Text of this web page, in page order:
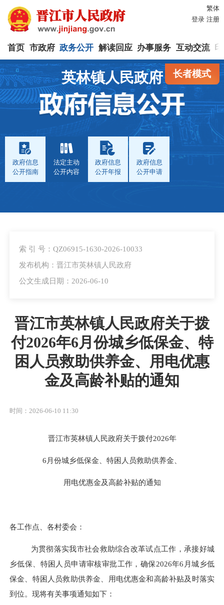
繁体
登录 注册
首页 市政府 政务公开 解读回应 办事服务 互动交流
长者模式
英林镇人民政府
政府信息
公开指南
法定主动
公开内容
政府信息
公开年报
政府信息
公开申请
索 引 号：QZ06915-1630-2026-10033
发布机构：晋江市英林镇人民政府
公文生成日期：2026-06-10
晋江市英林镇人民政府关于拨
付2026年6月份城乡低保金、特
困人员救助供养金、用电优惠
金及高龄补贴的通知
时间：2026-06-10 11:30
晋江市英林镇人民政府关于拨付2026年
6月份城乡低保金、特困人员救助供养金、
用电优惠金及高龄补贴的通知
各工作点 、各村委会 ：
为贯彻落实我市社会救助综合改革试点工作，承接好城
乡低保、特困人员申请审核审批工作，确保2026年6 月城乡低
保金、特困人员救助供养金、用电优惠金和高龄补贴及时落实
到位。现将有关事项通知如下：